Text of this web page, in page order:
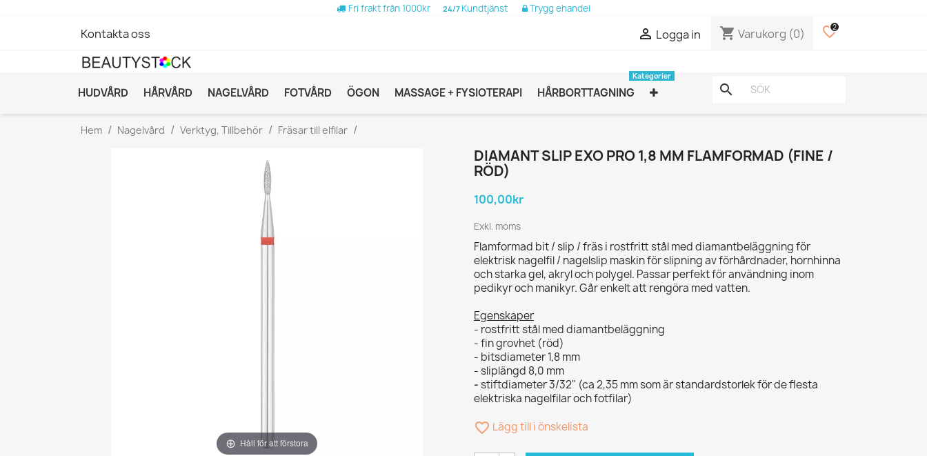
Fri frakt från 1000kr 24/7 Kundtjänst Trygg ehandel
Kontakta oss  Logga in shopping_cart Varukorg (0) favorite_border
2
HUDVÅRD HÅRVÅRD NAGELVÅRD FOTVÅRD ÖGON MASSAGE + FYSIOTERAPI HÅRBORTTAGNING
Kategorier
search
Hem Nagelvård Verktyg, Tillbehör Fräsar till elfilar
Håll för att förstora
DIAMANT SLIP EXO PRO 1,8 MM FLAMFORMAD (FINE /
RÖD)
100,00kr
Exkl. moms
Flamformad bit / slip / fräs i rostfritt stål med diamantbeläggning för
elektrisk nagelfil / nagelslip maskin för slipning av förhårdnader, hornhinna
och starka gel, akryl och polygel. Passar perfekt för användning inom
pedikyr och manikyr. Går enkelt att rengöra med vatten.
Egenskaper
- rostfritt stål med diamantbeläggning
- fin grovhet (röd)
- bitsdiameter 1,8 mm
- sliplängd 8,0 mm
-stiftdiameter 3/32" (ca 2,35 mm som är standardstorlek för de flesta
elektriska nagelfilar och fotfilar)
favorite_border Lägg till i önskelista